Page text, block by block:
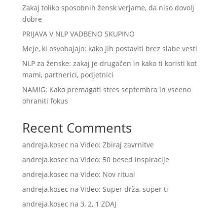
Zakaj toliko sposobnih žensk verjame, da niso dovolj
dobre
PRIJAVA V NLP VADBENO SKUPINO
Meje, ki osvobajajo: kako jih postaviti brez slabe vesti
NLP za ženske: zakaj je drugačen in kako ti koristi kot
mami, partnerici, podjetnici
NAMIG: Kako premagati stres septembra in vseeno
ohraniti fokus
Recent Comments
andreja.kosec na Video: Zbiraj zavrnitve
andreja.kosec na Video: 50 besed inspiracije
andreja.kosec na Video: Nov ritual
andreja.kosec na Video: Super drža, super ti
andreja.kosec na 3, 2, 1 ZDAJ